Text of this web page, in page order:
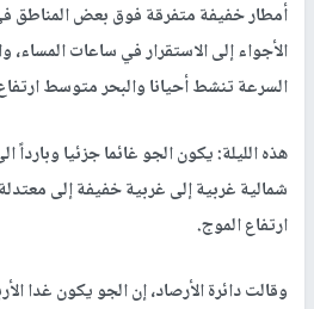
أمطار خفيفة متفرقة فوق بعض المناطق
الأجواء إلى الاستقرار في ساعات المساء،
السرعة تنشط أحيانا والبحر متوسط
هذه الليلة: يكون الجو غائما جزئيا وبارداً
شمالية غربية إلى غربية خفيفة إلى
ارتفاع الموج.
وقالت دائرة الأرصاد، إن الجو يكون غدا